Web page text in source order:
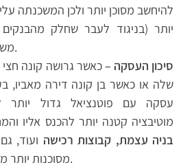
להיחשב מסוכן יותר ולכן המשכנתה
יותר (בניגוד לעבר שחלק
משכנתה ביו"ש).
סיכון העסקה –כאשר גרושה קונה
שלה או כאשר בן קונה דירה מאביו,
עסקה עם פוטנציאל גדול יותר
מוטיבציה קטנה יותר להכנס אליו
בניה עצמת, קבוצות רכישה ועוד,
מסוכנות יותר מבחינת הבנק.